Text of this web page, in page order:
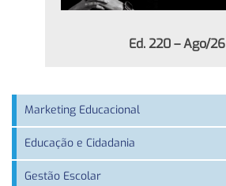
Ed. 220 – Ago/26
Marketing Educacional
Educação e Cidadania
Gestão Escolar